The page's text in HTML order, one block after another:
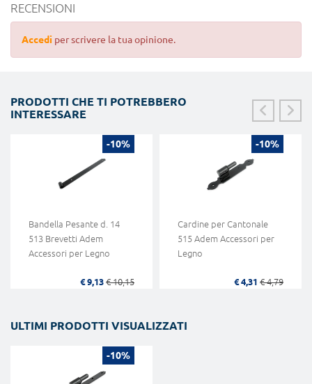
RECENSIONI
Accedi per scrivere la tua opinione.
PRODOTTI CHE TI POTREBBERO
INTERESSARE
-10%
Bandella Pesante d. 14
513 Brevetti Adem
Accessori per Legno
€ 9,13 € 10,15
-10%
Cardine per Cantonale
515 Adem Accessori per
Legno
€ 4,31 € 4,79
ULTIMI PRODOTTI VISUALIZZATI
-10%